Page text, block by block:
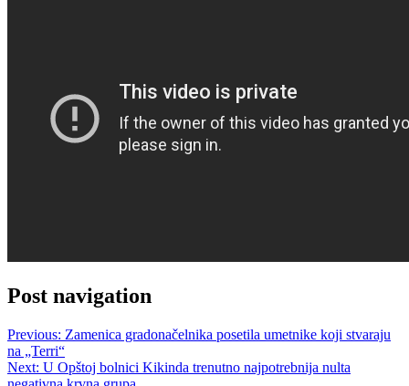
Post navigation
Previous: Zamenica gradonačelnika posetila umetnike koji stvaraju
na „Terri“
Next: U Opštoj bolnici Kikinda trenutno najpotrebnija nulta